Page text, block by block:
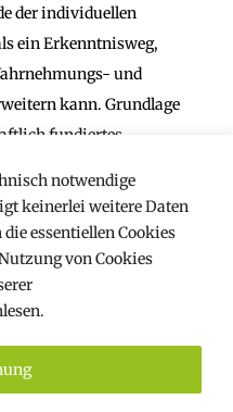
notwendige
keinerlei weitere Daten
essentiellen Cookies
von Cookies
der individuellen
ein Erkenntnisweg,
und
kann. Grundlage
fundiertes
„Werdender“ ist,
einer ständigen,
muss im
weiterentwickelt
Rudolf Steiner nicht als
sondern zielt
Lebenspraxis